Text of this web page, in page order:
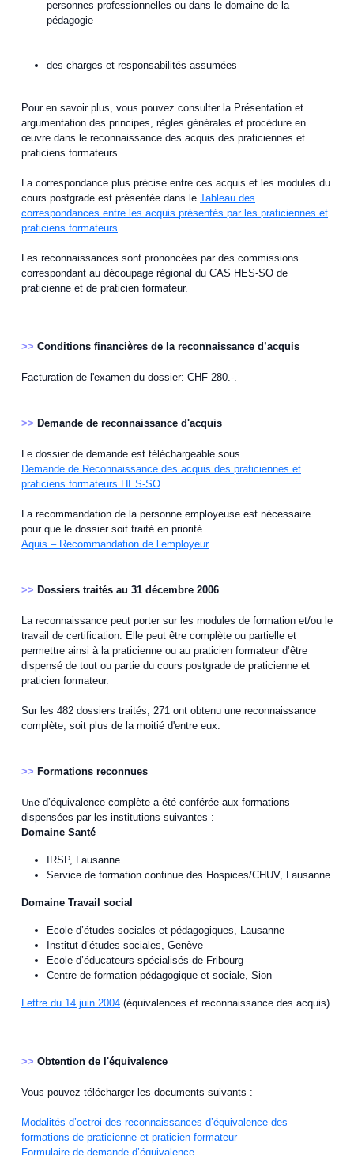
personnes professionnelles ou dans le domaine de la
pédagogie
des charges et responsabilités assumées
Pour en savoir plus, vous pouvez consulter la Présentation et
argumentation des principes, règles générales et procédure en
œuvre dans le reconnaissance des acquis des praticiennes et
praticiens formateurs.
La correspondance plus précise entre ces acquis et les modules du
cours postgrade est présentée dans le Tableau des
correspondances entre les acquis présentés par les praticiennes et
praticiens formateurs.
Les reconnaissances sont prononcées par des commissions
correspondant au découpage régional du CAS HES-SO de
praticienne et de praticien formateur.
>> Conditions financières de la reconnaissance d’acquis
Facturation de l'examen du dossier: CHF 280.-.
>> Demande de reconnaissance d'acquis
Le dossier de demande est téléchargeable sous
Demande de Reconnaissance des acquis des praticiennes et
praticiens formateurs HES-SO
La recommandation de la personne employeuse est nécessaire
pour que le dossier soit traité en priorité
Aquis – Recommandation de l’employeur
>> Dossiers traités au 31 décembre 2006
La reconnaissance peut porter sur les modules de formation et/ou le
travail de certification. Elle peut être complète ou partielle et
permettre ainsi à la praticienne ou au praticien formateur d’être
dispensé de tout ou partie du cours postgrade de praticienne et
praticien formateur.
Sur les 482 dossiers traités, 271 ont obtenu une reconnaissance
complète, soit plus de la moitié d'entre eux.
>> Formations reconnues
Une d’équivalence complète a été conférée aux formations
dispensées par les institutions suivantes :
Domaine Santé
IRSP, Lausanne
Service de formation continue des Hospices/CHUV, Lausanne
Domaine Travail social
Ecole d’études sociales et pédagogiques, Lausanne
Institut d’études sociales, Genève
Ecole d’éducateurs spécialisés de Fribourg
Centre de formation pédagogique et sociale, Sion
Lettre du 14 juin 2004 (équivalences et reconnaissance des acquis)
>> Obtention de l'équivalence
Vous pouvez télécharger les documents suivants :
Modalités d’octroi des reconnaissances d’équivalence des
formations de praticienne et praticien formateur
Formulaire de demande d’équivalence